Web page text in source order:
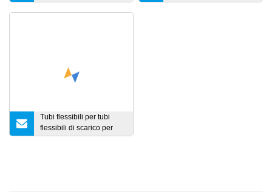
Nw40 Nw50 Morsetti a
attrezzature per la
Tubi flessibili per tubi
flessibili di scarico per
pezzi di ricambio per auto